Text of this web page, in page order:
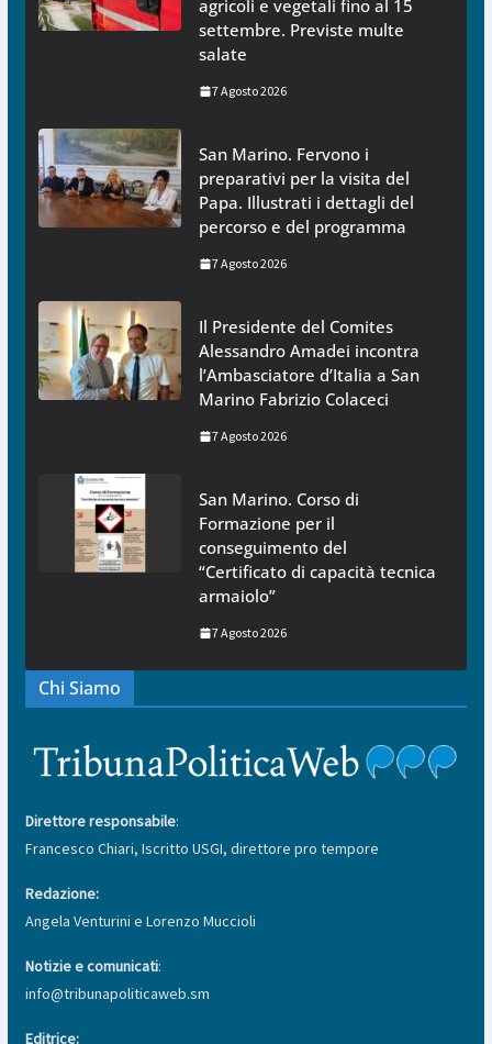
agricoli e vegetali fino al 15
settembre. Previste multe
salate
7 Agosto 2026
San Marino. Fervono i
preparativi per la visita del
Papa. Illustrati i dettagli del
percorso e del programma
7 Agosto 2026
Il Presidente del Comites
Alessandro Amadei incontra
l’Ambasciatore d’Italia a San
Marino Fabrizio Colaceci
7 Agosto 2026
San Marino. Corso di
Formazione per il
conseguimento del
“Certificato di capacità tecnica
armaiolo”
7 Agosto 2026
Chi Siamo
Direttore responsabile:
Francesco Chiari, Iscritto USGI, direttore pro tempore
Redazione:
Angela Venturini e Lorenzo Muccioli
Notizie e comunicati:
info@tribunapoliticaweb.sm
Editrice: